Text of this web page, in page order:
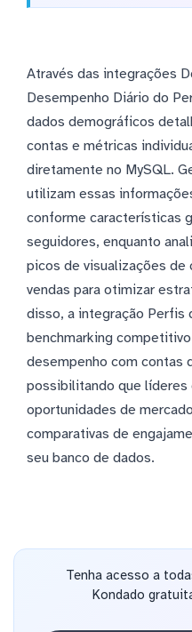
Através das integrações
Desempenho Diário do
dados demográficos
contas e métricas
diretamente no MySQL.
utilizam essas
conforme características
seguidores, enquanto
picos de visualizações
vendas para otimizar
disso, a integração Perfis
benchmarking
desempenho com contas
possibilitando que
oportunidades de
comparativas de
seu banco de dados.
Tenha acesso a
Kondado